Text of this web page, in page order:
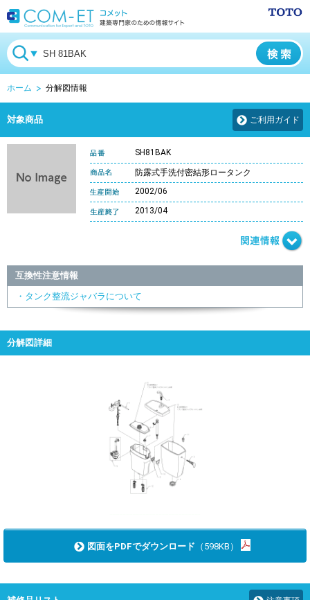
ホーム 分解図情報
対象商品 ご利用ガイド
SH81BAK
防露式手洗付密結形ロータンク
2002/06
2013/04
互換性注意情報
・タンク整流ジャバラについて
分解図詳細
図面をPDFでダウンロード （598KB）